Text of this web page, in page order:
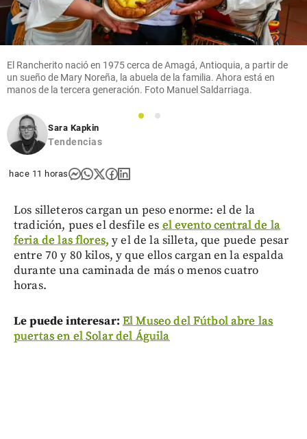
El Rancherito nació en 1975 cerca de Amagá, Antioquia, a partir de
un sueño de Mary Noreña, la abuela de la familia. Ahora está en
manos de la tercera generación. Foto Manuel Saldarriaga.
1
2
Sara Kapkin
Tendencias
hace 11 horas
Los silleteros cargan un peso enorme: el de la
tradición, pues el desfile es el evento central de la
feria de las flores, y el de la silleta, que puede pesar
entre 70 y 80 kilos, y que ellos cargan en la espalda
durante una caminada de más o menos cuatro
horas.
Le puede interesar: El Museo del Fútbol abre las
puertas en el Solar del Águila